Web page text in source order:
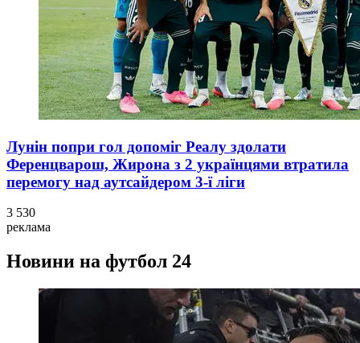
Лунін попри гол допоміг Реалу здолати
Ференцварош, Жирона з 2 українцями втратила
перемогу над аутсайдером 3-ї ліги
3 530
реклама
Новини на футбол 24